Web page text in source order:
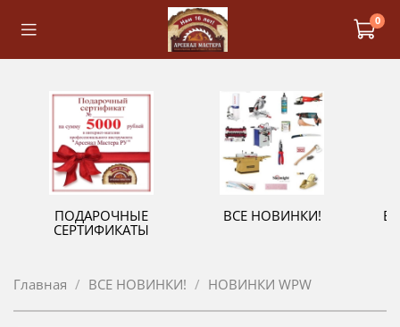
0
ПОДАРОЧНЫЕ
СЕРТИФИКАТЫ
ВСЕ НОВИНКИ!
Главная ВСЕ НОВИНКИ! НОВИНКИ WPW